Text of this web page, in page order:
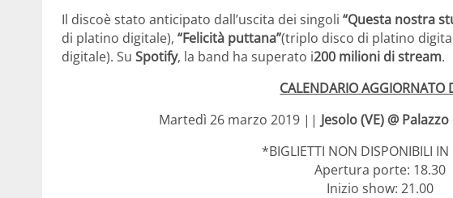
Il discoè stato anticipato dall’uscita dei singoli “Questa nostra
di platino digitale), “Felicità puttana”(triplo disco di platino
digitale). Su Spotify, la band ha superato i200 milioni di stream.
CALENDARIO AGGIORNATO
Martedì 26 marzo 2019 || Jesolo (VE) @
*BIGLIETTI NON DISPONIBILI IN
Apertura porte: 18.30
Inizio show: 21.00